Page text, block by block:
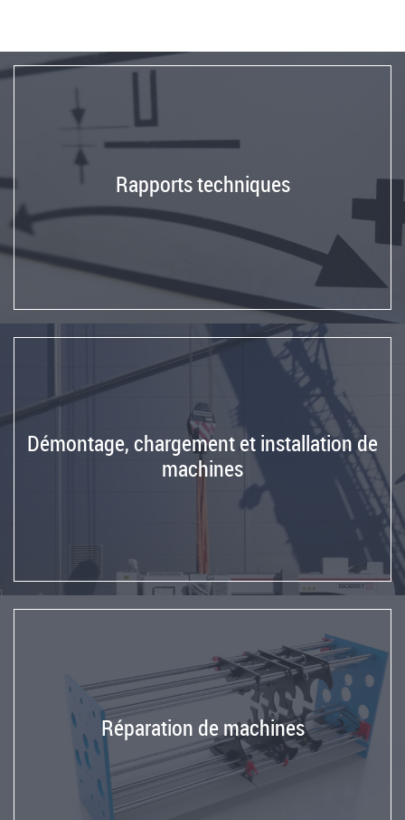
Rapports techniques
Démontage, chargement et installation de
machines
Réparation de machines